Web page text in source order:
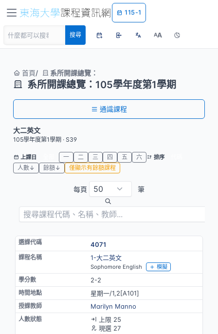
115-1
搜尋 AA
首頁 系所開課總覽：
系所開課總覽：105學年度第1學期
通識課程
大二英文
105學年度第1學期 · S39
上課日 一 二 三 四 五 六 排序
人數↓
餘額↓ 僅顯示有餘額課程
每頁 筆
4071
1-大二英文
Sophomore English 模擬
2-2
星期一/1,2[A101]
Marilyn Manno
上限 25
現選 27